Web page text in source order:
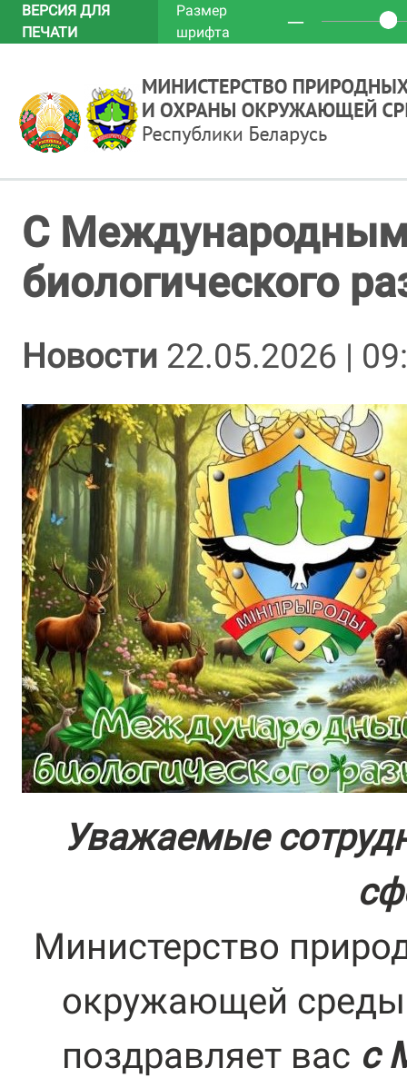
ВЕРСИЯ ДЛЯ
ПЕЧАТИ
Размер
шрифта
─
С
биологического
Новости 22.05.2026 |
Уважаемые
Министерство
окружающей среды
поздравляет вас с